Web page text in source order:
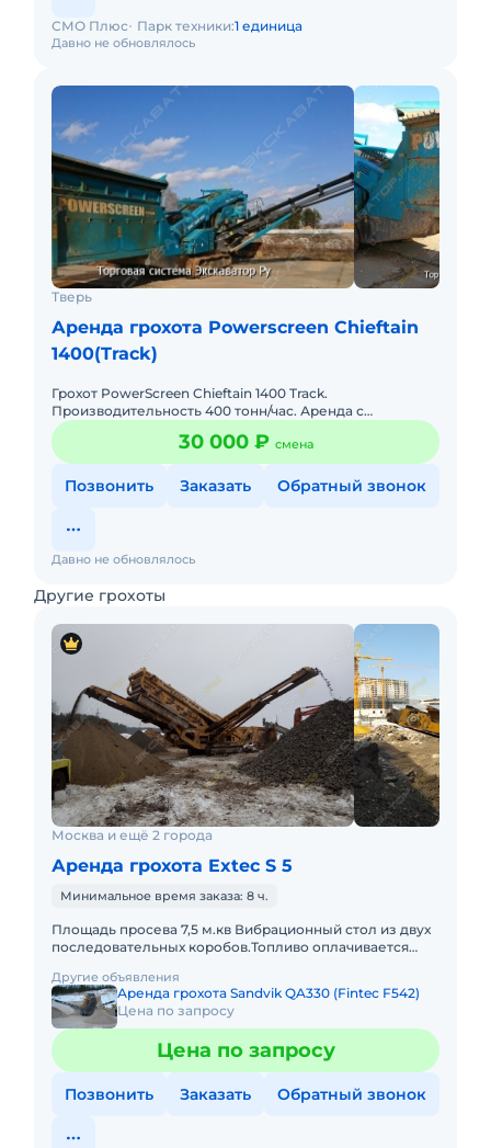
Давно не обновлялось
СМО Плюс Парк техники:1 единица
Тверь
Аренда грохота Powerscreen Chieftain
1400(Track)
Грохот PowerScreen Chieftain 1400 Track.
Производительность 400 тонн/час. Аренда с
экипажем, ГСМ и доставкой за счет Арендатора
30 000 ₽ смена
Позвонить Заказать Обратный звонок
Давно не обновлялось
Другие грохоты
Москва и ещё 2 города
Аренда грохота Extec S 5
Минимальное время заказа: 8 ч.
Площадь просева 7,5 м.кв Вибрационный стол из двух
последовательных коробов.Топливо оплачивается
Пакет отчет
Другие объявления
Аренда грохота Sandvik QA330 (Fintec F542)
Цена по запросу
Цена по запросу
Позвонить Заказать Обратный звонок